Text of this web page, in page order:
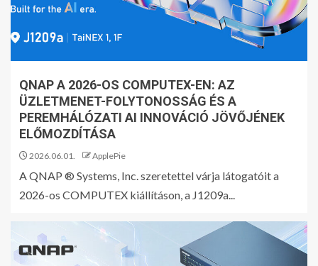
QNAP A 2026-OS COMPUTEX-EN: AZ
ÜZLETMENET-FOLYTONOSSÁG ÉS A
PEREMHÁLÓZATI AI INNOVÁCIÓ JÖVŐJÉNEK
ELŐMOZDÍTÁSA
2026.06.01. ApplePie
A QNAP ® Systems, Inc. szeretettel várja látogatóit a
2026-os COMPUTEX kiállításon, a J1209a...